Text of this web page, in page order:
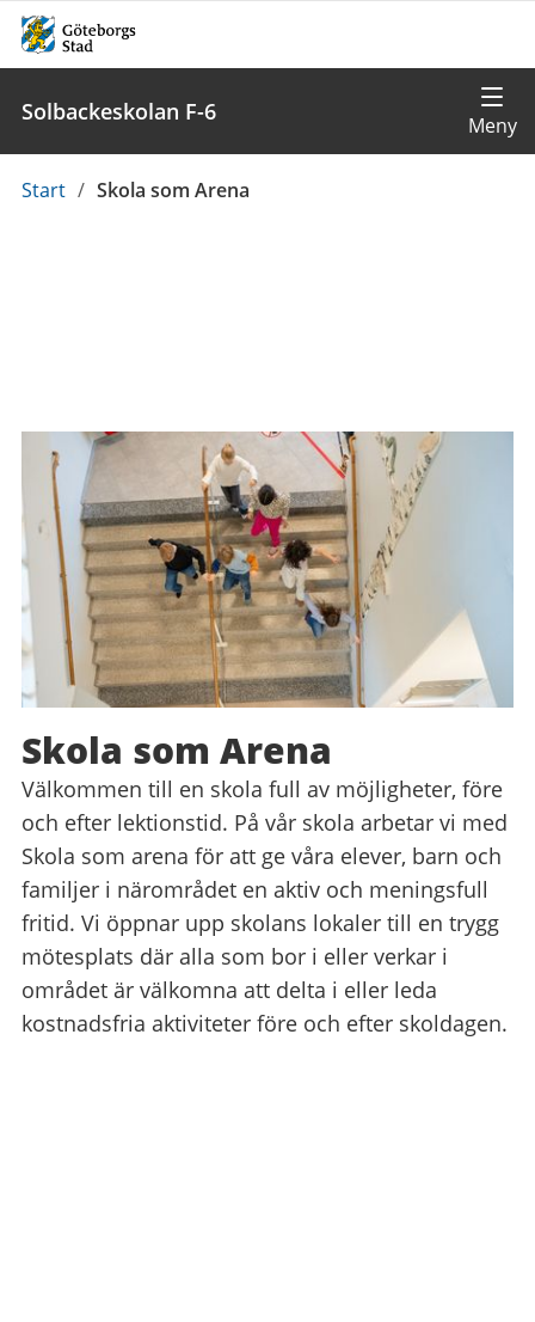
Solbackeskolan F-6
Du
Start / Skola som Arena
Skola som Arena
Välkommen till en skola full av möjligheter, före
och efter lektionstid. På vår skola arbetar vi med
Skola som arena för att ge våra elever, barn och
familjer i närområdet en aktiv och meningsfull
fritid. Vi öppnar upp skolans lokaler till en trygg
mötesplats där alla som bor i eller verkar i
området är välkomna att delta i eller leda
kostnadsfria aktiviteter före och efter skoldagen.